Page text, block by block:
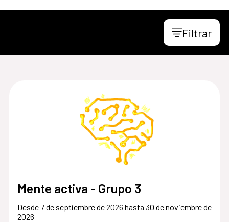
Filtrar
Mente activa - Grupo 3
Desde 7 de septiembre de 2026 hasta 30 de noviembre de
2026